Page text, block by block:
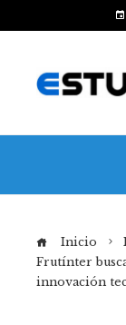
Inicio
Frutínter
innovación